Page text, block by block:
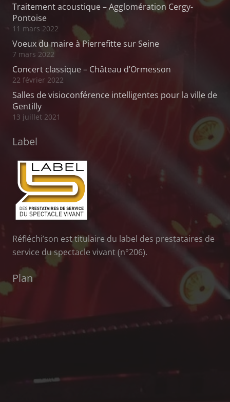
Traitement acoustique – Agglomération Cergy-
Pontoise
11 mars 2022
Voeux du maire à Pierrefitte sur Seine
7 mars 2022
Concert classique – Château d’Ormesson
22 février 2022
Salles de visioconférence intelligentes pour la ville de
Gentilly
13 juillet 2021
Label
Réfléchi’son est titulaire du label des prestataires de
service du spectacle vivant (n°206).
Plan